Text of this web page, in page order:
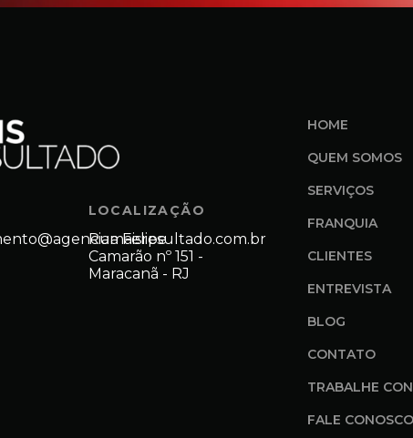
LOCALIZAÇÃO
Rua Felipe
Camarão nº 151 -
Maracanã - RJ
HOME
QUEM SOMOS
SERVIÇOS
FRANQUIA
CLIENTES
ENTREVISTA
BLOG
CONTATO
TRABALHE
FALE CONOSCO